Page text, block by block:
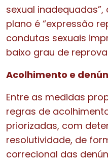
sexual
plano é “expressão
condutas sexuais
baixo grau de
Acolhimento e
Entre as medidas
regras de
priorizadas, com
resolutividade, de
correcional das